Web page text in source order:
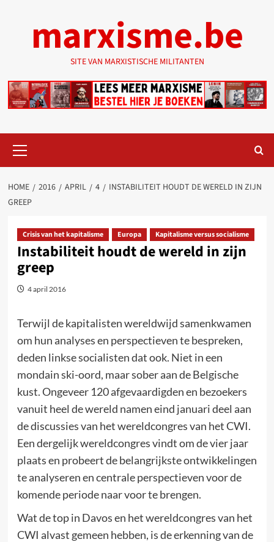
marxisme.be
SITE VAN MARXISTISCHE MILITANTEN
menu
HOME 2016 APRIL 4
INSTABILITEIT HOUDT DE WERELD IN ZIJN
GREEP
Crisis van het kapitalisme Europa Kapitalisme versus socialisme
Instabiliteit houdt de wereld in zijn
greep
4 april 2016
Terwijl de kapitalisten wereldwijd samenkwamen
om hun analyses en perspectieven te bespreken,
deden linkse socialisten dat ook. Niet in een
mondain ski-oord, maar sober aan de Belgische
kust. Ongeveer 120 afgevaardigden en bezoekers
vanuit heel de wereld namen eind januari deel aan
de discussies van het wereldcongres van het CWI.
Een dergelijk wereldcongres vindt om de vier jaar
plaats en probeert de belangrijkste ontwikkelingen
te analyseren en centrale perspectieven voor de
komende periode naar voor te brengen.
Wat de top in Davos en het wereldcongres van het
CWI alvast gemeen hebben, is de erkenning van de